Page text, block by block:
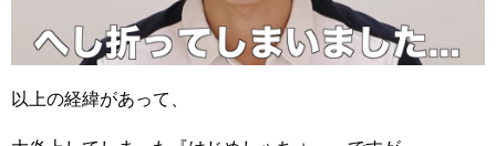
以上の経緯があって、